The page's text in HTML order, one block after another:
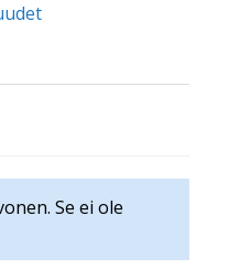
Se ei ole